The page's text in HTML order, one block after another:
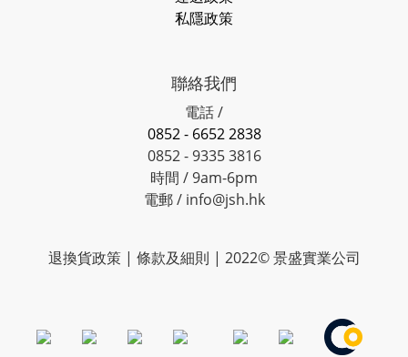
私隱政策
聯絡我們
電話 /
0852 - 6652 2838
0852 - 9335 3816
時間 / 9am-6pm
電郵 / info@jsh.hk
退換貨政策 | 條款及細則 | 2022© 景盛實業公司